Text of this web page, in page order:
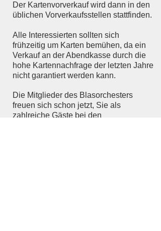
Der Kartenvorverkauf wird dann in den
üblichen Vorverkaufsstellen stattfinden.
Alle Interessierten sollten sich
frühzeitig um Karten bemühen, da ein
Verkauf an der Abendkasse durch die
hohe Kartennachfrage der letzten Jahre
nicht garantiert werden kann.
Die Mitglieder des Blasorchesters
freuen sich schon jetzt, Sie als
zahlreiche Gäste bei den